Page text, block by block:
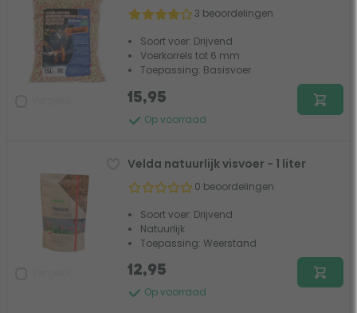
3 beoordelingen
Soort voer: Drijvend
Voerkorrels tot 6 mm
Toepassing: Basisvoer
Op voorraad
15,95
Velda natuurlijk visvoer - 1 liter
0 beoordelingen
Soort voer: Drijvend
Natuurlijk
Toepassing: Weerstand
Op voorraad
12,95